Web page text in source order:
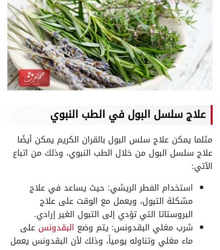
علاج سلسل البول في الطب النبوي
مثلما يمكن علاج سلس البول بالقران الكريم يمكن أيضًا
علاج سلسل البول من خلال الطب النبوي، وذلك من اتباع
الآتي:
استخدام الفطر الريشي: حيث يساعد في علاج
مشكلة التبول، ويعمل مع الوقت على علاج
البروستاتا التي تؤدي إلى التبول الغير إرادي.
شرب مغلي البقدونس: يتم وضع البقدونس على
ماء مغلي وتناوله يومياً، وذلك لأن البقدونس يعمل